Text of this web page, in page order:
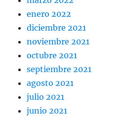
enero 2022
diciembre 2021
noviembre 2021
octubre 2021
septiembre 2021
agosto 2021
julio 2021
junio 2021